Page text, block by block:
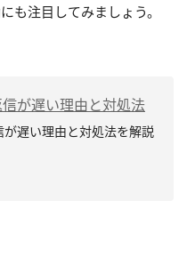
も注目してみましょう。
が遅い理由と対処法
遅い理由と対処法を解説